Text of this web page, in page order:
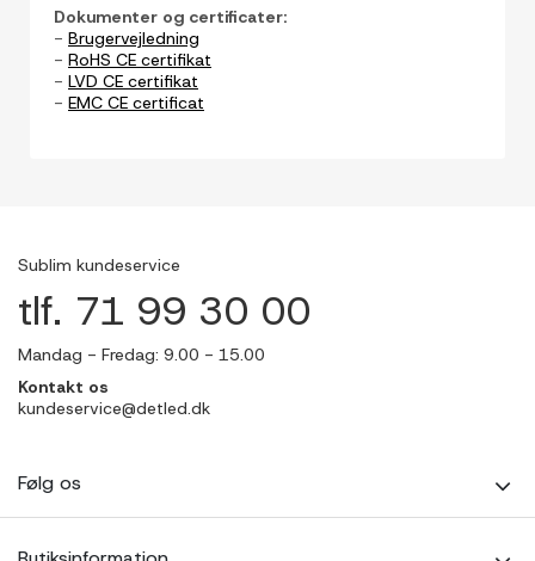
Dokumenter og certificater:
- Brugervejledning
- RoHS CE certifikat
- LVD CE certifikat
- EMC CE certificat
Sublim kundeservice
tlf. 71 99 30 00
Mandag - Fredag: 9.00 - 15.00
Kontakt os
kundeservice@detled.dk
Følg os